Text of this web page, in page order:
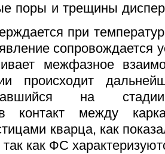
поры и трещины
при
сопровождается
межфазное
происходит
на
контакт между
кварца, как
так как ФС